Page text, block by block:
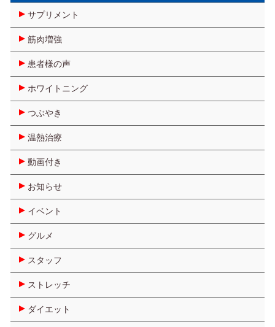
サプリメント
筋肉増強
患者様の声
ホワイトニング
つぶやき
温熱治療
動画付き
お知らせ
イベント
グルメ
スタッフ
ストレッチ
ダイエット